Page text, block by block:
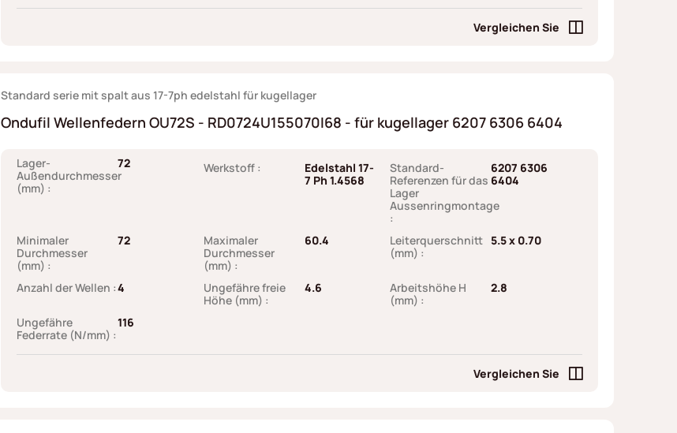
Vergleichen Sie
Standard serie mit spalt aus 17-7ph edelstahl für kugellager
Ondufil Wellenfedern OU72S - RD0724U155070I68 - für kugellager 6207 6306 6404
Lager-
Außendurchmesser
(mm) :
72 Werkstoff :
Edelstahl 17-
7 Ph 1.4568
Standard-
Referenzen für das
Lager
Aussenringmontage
:
6207 6306
6404
Minimaler
Durchmesser
(mm) :
72
Maximaler
Durchmesser
(mm) :
60.4
Leiterquerschnitt
(mm) :
5.5 x 0.70
Anzahl der Wellen :4
Ungefähre freie
Höhe (mm) :
4.6
Arbeitshöhe H
(mm) :
2.8
Ungefähre
Federrate (N/mm) :
116
Vergleichen Sie